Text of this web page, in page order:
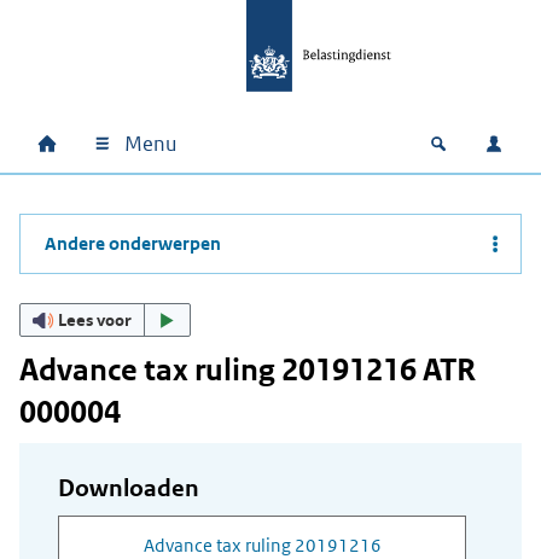
Hoofdnavigatie
Home Menu Open
Andere onderwerpen
Lees voor
Advance tax ruling 20191216 ATR
000004
Downloaden
Advance tax ruling 20191216